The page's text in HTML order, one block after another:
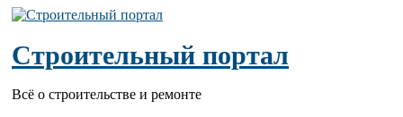
Перейти
содержимому
Строительный портал
Всё о строительстве и ремонте